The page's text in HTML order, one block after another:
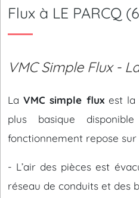
Flux à LE PARCQ
VMC Simple Flux -
LaVMC simple fluxest la
plus basique
fonctionnement repose
- L’air des pièces est
réseau de conduits et des